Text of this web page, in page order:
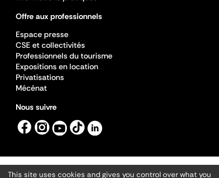
Offre aux professionnels
Espace presse
CSE et collectivités
Professionnels du tourisme
Expositions en location
Privatisations
Mécénat
Nous suivre
Mentions légales
This site uses cookies and gives you control over what you